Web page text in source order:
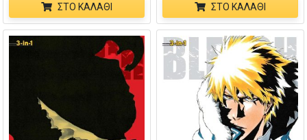
ΣΤΟ ΚΑΛΆΘΙ
ΣΤΟ ΚΑΛΆΘΙ